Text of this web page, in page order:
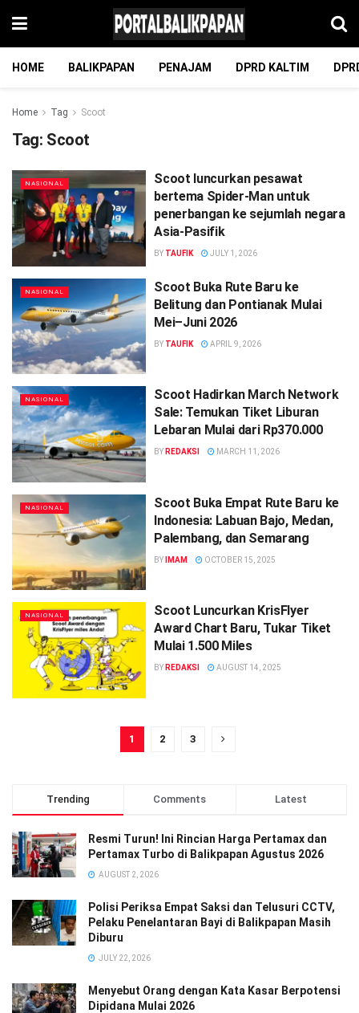
HOME BALIKPAPAN PENAJAM DPRD KALTIM
Home Tag Scoot
Tag: Scoot
NASIONAL
Scoot luncurkan pesawat
bertema Spider-Man untuk
penerbangan ke sejumlah negara
Asia-Pasifik
BY TAUFIK JULY 1, 2026
NASIONAL
Scoot Buka Rute Baru ke
Belitung dan Pontianak Mulai
Mei–Juni 2026
BY TAUFIK APRIL 9, 2026
NASIONAL
Scoot Hadirkan March Network
Sale: Temukan Tiket Liburan
Lebaran Mulai dari Rp370.000
BY REDAKSI MARCH 11, 2026
NASIONAL
Scoot Buka Empat Rute Baru ke
Indonesia: Labuan Bajo, Medan,
Palembang, dan Semarang
BY IMAM OCTOBER 15, 2025
NASIONAL
Scoot Luncurkan KrisFlyer
Award Chart Baru, Tukar Tiket
Mulai 1.500 Miles
BY REDAKSI AUGUST 14, 2025
1 2 3
Trending Comments Latest
Resmi Turun! Ini Rincian Harga Pertamax dan
Pertamax Turbo di Balikpapan Agustus 2026
AUGUST 2, 2026
Polisi Periksa Empat Saksi dan Telusuri CCTV,
Pelaku Penelantaran Bayi di Balikpapan Masih
Diburu
JULY 22, 2026
Menyebut Orang dengan Kata Kasar Berpotensi
Dipidana Mulai 2026